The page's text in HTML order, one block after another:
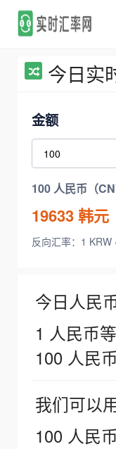
今日实
金额
100 人民币（
19633韩元
反向汇率：1
今日人民
1 人民币
100 人民
我们可以
100 人民